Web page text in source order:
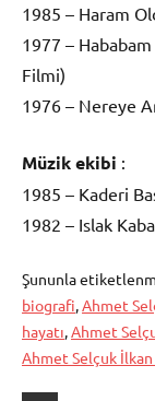
1985 – Haram
1977 – Hababam
Filmi)
1976 – Nereye
Müzik ekibi :
1985 – Kaderi
1982 – Islak
Şununla
biografi,Ahmet
hayatı,Ahmet
Ahmet Selçuk